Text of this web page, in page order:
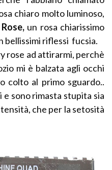
chiaro molto luminoso,
un rosa chiarissimo
bellissimi riflessi fucsia.
rose ad attirarmi, perchè
mi è balzata agli occhi
colto al primo sguardo..
sono rimasta stupita sia
che per la setosità